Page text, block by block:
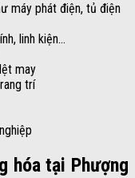
máy phát điện, tủ điện
linh kiện…
may
trí
hóa tại Phượng